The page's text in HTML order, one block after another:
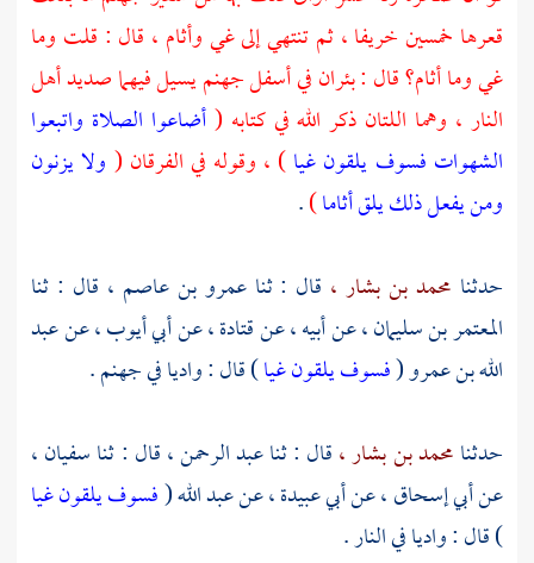
قعرها خمسين خريفا ، ثم تنتهي إلى غي وأثام ، قال : قلت وما
غي وما أثام؟ قال : بئران في أسفل جهنم يسيل فيهما صديد أهل
النار ، وهما اللتان ذكر الله في كتابه (أضاعوا الصلاة واتبعوا
الشهوات فسوف يلقون غيا) ، وقوله في الفرقان ( ولا يزنون
ومن يفعل ذلك يلق أثاما)
.
حدثنا محمد بن بشار ، قال : ثناعمرو بن عاصم ، قال : ثنا
المعتمر بن سليمان ،عن أبيه ، عنقتادة ،عنأبي أيوب ،عنعبد
الله بن عمرو(فسوف يلقون غيا) قال : واديا في جهنم .
حدثنامحمد بن بشار ،قال : ثناعبد الرحمن، قال : ثناسفيان ،
عنأبي إسحاق ،عنأبي عبيدة ،عنعبد الله(فسوف يلقون غيا
) قال : واديا في النار .